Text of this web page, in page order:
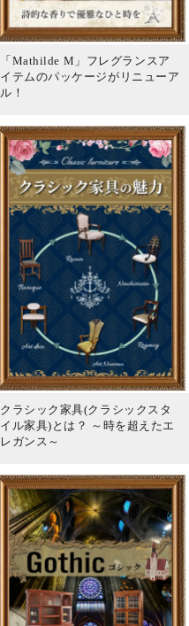
「Mathilde M」フレグランスア
イテムのパッケージがリニューア
ル！
クラシック家具(クラシックスタ
イル家具)とは？ ～時を超えたエ
レガンス～